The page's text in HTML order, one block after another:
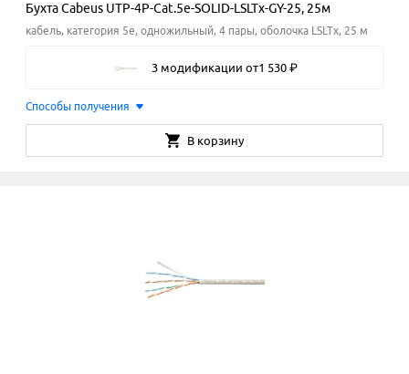
Бухта Cabeus UTP-4P-Cat.5e-SOLID-LSLTx-GY-25, 25м
кабель, категория 5e, одножильный, 4 пары, оболочка LSLTx, 25 м
3 модификации от1 530 ₽
Способы получения
В корзину